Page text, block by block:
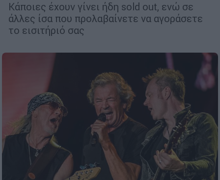
Κάποιες έχουν γίνει ήδη sold out, ενώ σε
άλλες ίσα που προλαβαίνετε να αγοράσετε
το εισιτήριό σας